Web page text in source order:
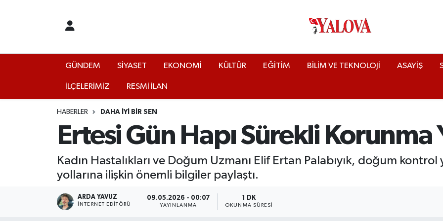
GÜNDEM SİYASET EKONOMİ KÜLTÜR EĞİTİM BİLİM VE TEKNOLOJİ ASAYİŞ
İLÇELERİMİZ RESMİ İLAN
HABERLER DAHA İYİ BİR SEN
Ertesi Gün Hapı Sürekli
Kadın Hastalıkları ve Doğum Uzmanı Elif Ertan Palabıyık, doğum
yollarına ilişkin önemli bilgiler paylaştı.
ARDA YAVUZ
İNTERNET EDITÖRÜ
09.05.2026 - 00:07
YAYINLANMA
1 DK
OKUNMA SÜRESI
EKONOMİ
KÜLTÜR
BİLİM VE TEKNOLOJİ
Yalova Hava Durumu
Yalova Namaz Vakitleri
Yalova Trafik Yoğunluk Haritası
Puan Durumu ve Fikstür
Tüm Manşetler